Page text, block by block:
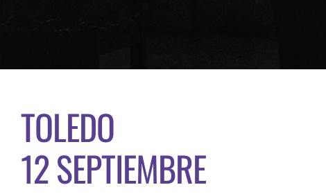
TOLEDO
12 SEPTIEMBRE